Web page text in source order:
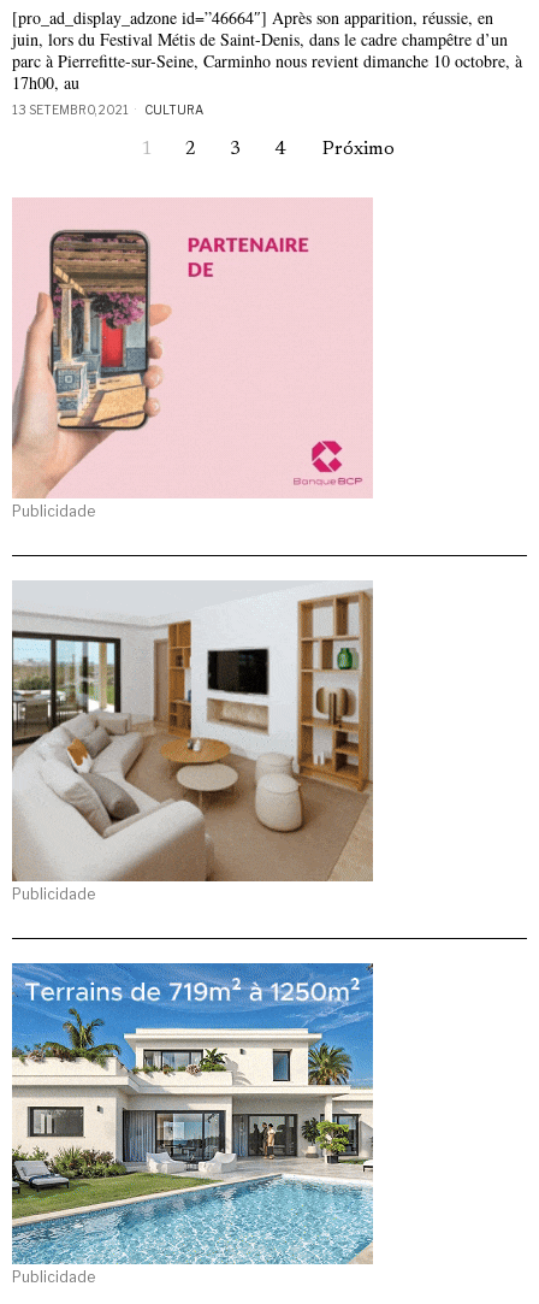
[pro_ad_display_adzone id=”46664″] Après son apparition, réussie, en
juin, lors du Festival Métis de Saint-Denis, dans le cadre champêtre d’un
parc à Pierrefitte-sur-Seine, Carminho nous revient dimanche 10 octobre, à
17h00, au
13 SETEMBRO, 2021 CULTURA
1 2 3 4 Próximo
Publicidade
Publicidade
Publicidade